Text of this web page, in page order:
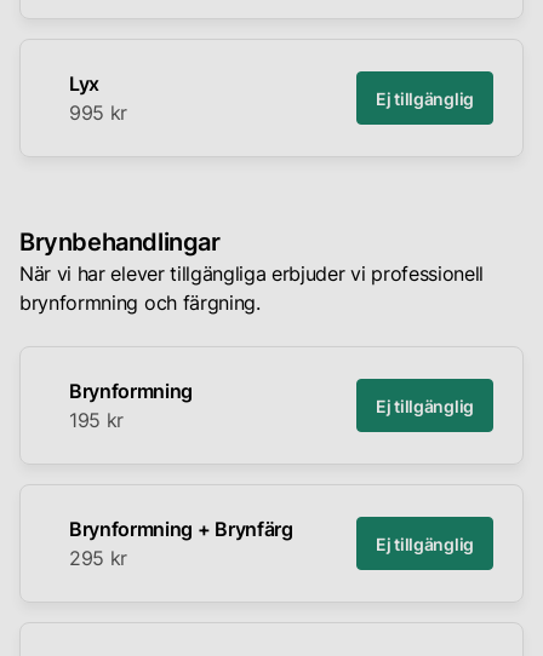
Lyx
995 kr
Ej tillgänglig
Brynbehandlingar
När vi har elever tillgängliga erbjuder vi professionell
brynformning och färgning.
Brynformning
195 kr
Ej tillgänglig
Brynformning + Brynfärg
295 kr
Ej tillgänglig